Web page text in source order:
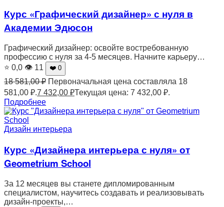
Курс «Графический дизайнер» с нуля в
Академии Эдюсон
Графический дизайнер: освойте востребованную
профессию с нуля за 4-5 месяцев. Начните карьеру…
⭐ 0,0 👁 11 ❤️ 0
18 581,00₽ Первоначальная цена составляла 18
581,00 ₽.7 432,00 ₽Текущая цена: 7 432,00 ₽.
Подробнее
Дизайн интерьера
Курс «Дизайнера интерьера с нуля» от
Geometrium School
За 12 месяцев вы станете дипломированным
специалистом, научитесь создавать и реализовывать
дизайн-проекты,…